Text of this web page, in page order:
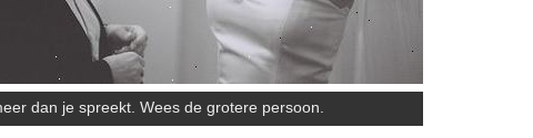
dan je spreekt. Wees de grotere persoon.